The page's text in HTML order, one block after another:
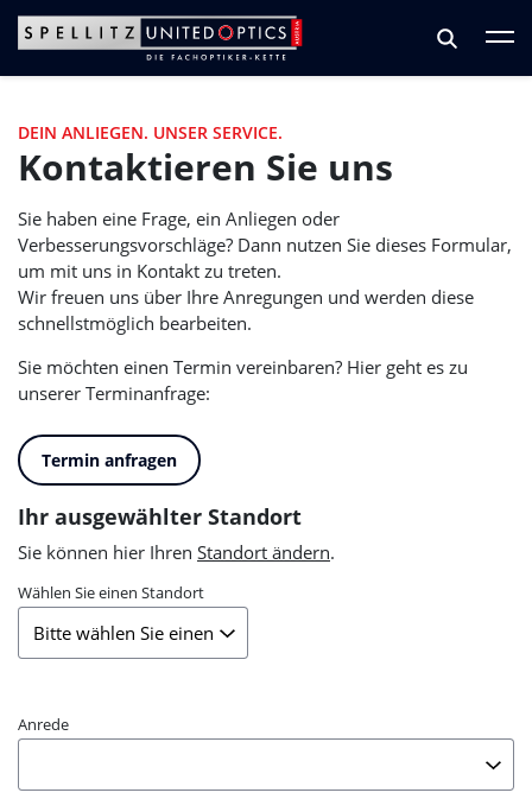
Zum Hauptinhalt springen
Zum Footer springen
DEIN ANLIEGEN. UNSER SERVICE.
Kontaktieren Sie uns
Sie haben eine Frage, ein Anliegen oder
Verbesserungsvorschläge? Dann nutzen Sie dieses Formular,
um mit uns in Kontakt zu treten.
Wir freuen uns über Ihre Anregungen und werden diese
schnellstmöglich bearbeiten.
Sie möchten einen Termin vereinbaren? Hier geht es zu
unserer Terminanfrage:
Termin anfragen
Ihr ausgewählter Standort
Sie können hier Ihren Standort ändern.
Wählen Sie einen Standort
Anrede